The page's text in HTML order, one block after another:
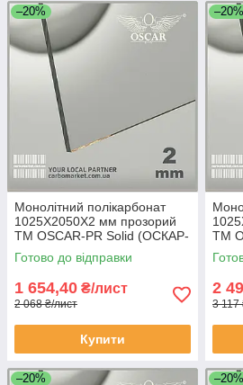
–20%
Монолітний полікарбонат
1025Х2050Х2 мм прозорий
TM OSCAR-PR Solid (ОСКАР-
Преміум) Сербія
Готово до відправки
1 654,40 ₴/лист
2 068 ₴/лист
Купити
–20%
TM
2
3 117
–20% –20%